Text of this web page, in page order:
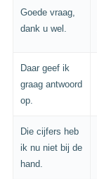
Goede vraag,
dank u wel.
Daar geef ik
graag antwoord
op.
Die cijfers heb
ik nu niet bij de
hand.